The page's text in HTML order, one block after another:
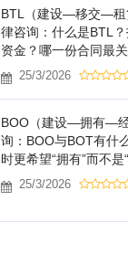
BTL（建设—移交—租
律咨询：什么是BTL
资金？哪一份合同最
25/3/2026
BOO（建设—拥有—
询：BOO与BOT有什
时更希望“拥有”而不是
25/3/2026